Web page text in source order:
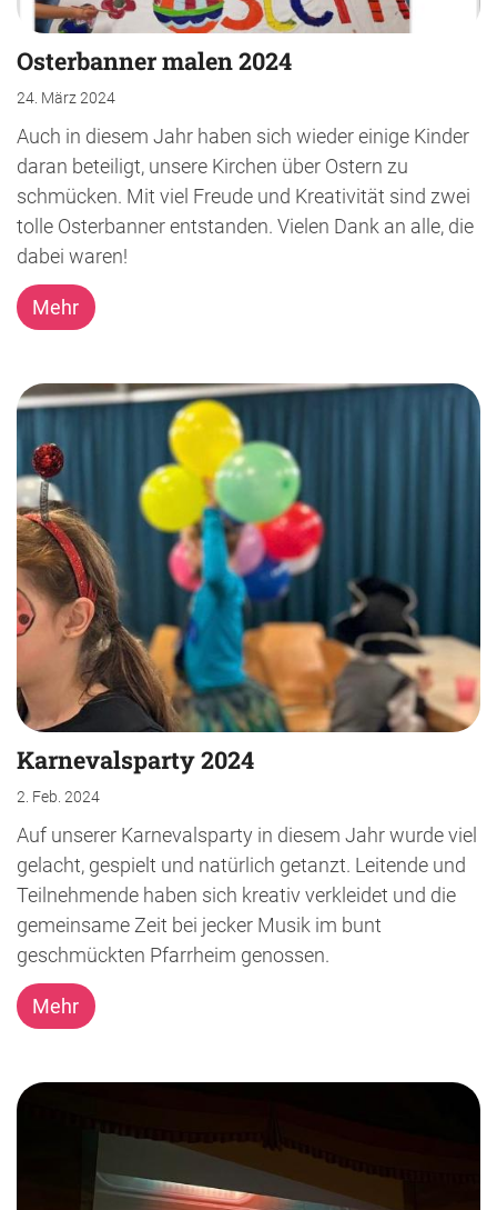
Osterbanner malen 2024
24. März 2024
Auch in diesem Jahr haben sich wieder einige Kinder
daran beteiligt, unsere Kirchen über Ostern zu
schmücken. Mit viel Freude und Kreativität sind zwei
tolle Osterbanner entstanden. Vielen Dank an alle, die
dabei waren!
Mehr
Karnevalsparty 2024
2. Feb. 2024
Auf unserer Karnevalsparty in diesem Jahr wurde viel
gelacht, gespielt und natürlich getanzt. Leitende und
Teilnehmende haben sich kreativ verkleidet und die
gemeinsame Zeit bei jecker Musik im bunt
geschmückten Pfarrheim genossen.
Mehr